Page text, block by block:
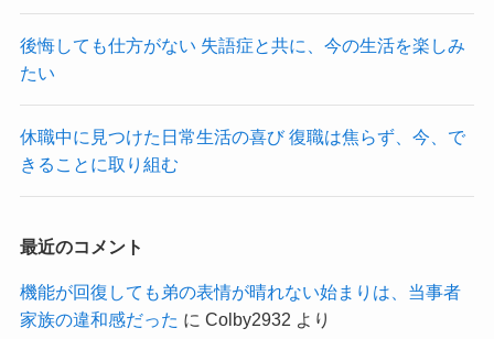
後悔しても仕方がない 失語症と共に、今の生活を楽しみ
たい
休職中に見つけた日常生活の喜び 復職は焦らず、今、で
きることに取り組む
最近のコメント
機能が回復しても弟の表情が晴れない始まりは、当事者
家族の違和感だった に Colby2932 より